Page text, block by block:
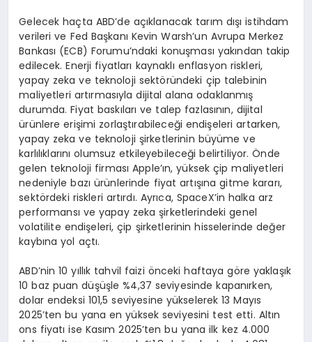
Gelecek haçta ABD’de açıklanacak tarım dışı istihdam
verileri ve Fed Başkanı Kevin Warsh’un Avrupa Merkez
Bankası (ECB) Forumu’ndaki konuşması yakından takip
edilecek. Enerji fiyatları kaynaklı enflasyon riskleri,
yapay zeka ve teknoloji sektöründeki çip talebinin
maliyetleri artırmasıyla dijital alana odaklanmış
durumda. Fiyat baskıları ve talep fazlasının, dijital
ürünlere erişimi zorlaştırabileceği endişeleri artarken,
yapay zeka ve teknoloji şirketlerinin büyüme ve
karlılıklarını olumsuz etkileyebileceği belirtiliyor. Önde
gelen teknoloji firması Apple’ın, yüksek çip maliyetleri
nedeniyle bazı ürünlerinde fiyat artışına gitme kararı,
sektördeki riskleri artırdı. Ayrıca, SpaceX’in halka arz
performansı ve yapay zeka şirketlerindeki genel
volatilite endişeleri, çip şirketlerinin hisselerinde değer
kaybına yol açtı.
ABD’nin 10 yıllık tahvil faizi önceki haftaya göre yaklaşık
10 baz puan düşüşle %4,37 seviyesinde kapanırken,
dolar endeksi 101,5 seviyesine yükselerek 13 Mayıs
2025’ten bu yana en yüksek seviyesini test etti. Altın
ons fiyatı ise Kasım 2025’ten bu yana ilk kez 4.000